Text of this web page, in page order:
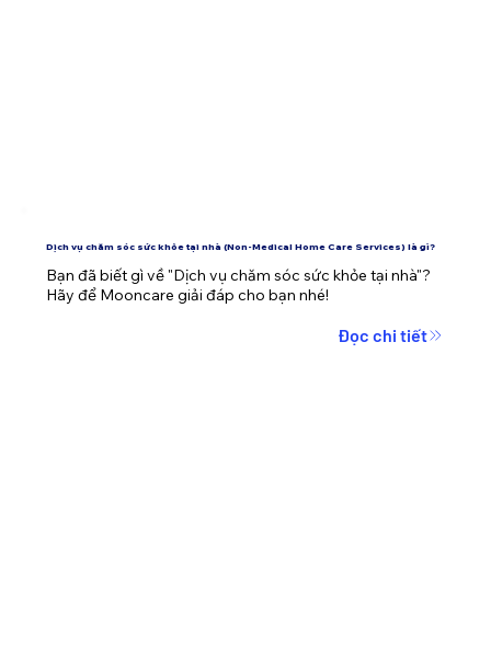
Dịch vụ chăm sóc sức khỏe tại nhà (Non-Medical Home Care Services) là gì?
Bạn đã biết gì về "Dịch vụ chăm sóc sức khỏe tại nhà"?
Hãy để Mooncare giải đáp cho bạn nhé!
Đọc chi tiết